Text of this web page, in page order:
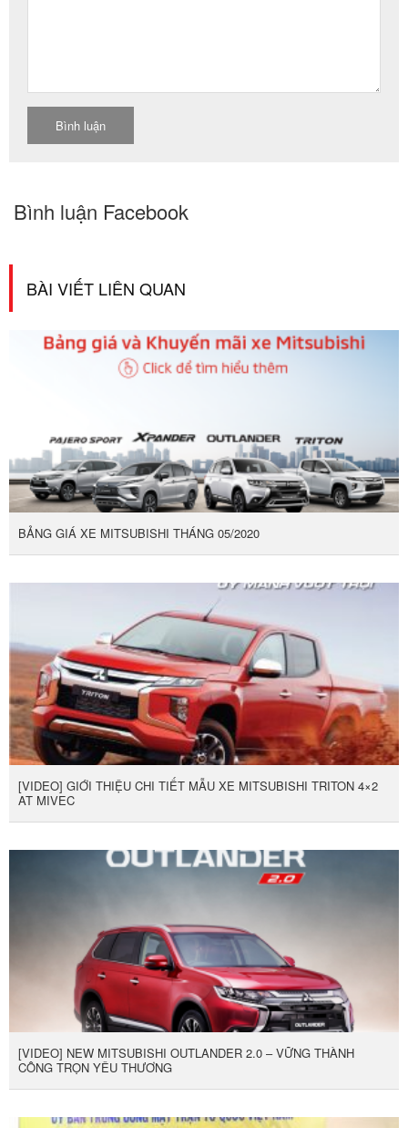
Bình luận Facebook
BÀI VIẾT LIÊN QUAN
BẢNG GIÁ XE MITSUBISHI THÁNG 05/2020
[VIDEO] GIỚI THIỆU CHI TIẾT MẪU XE MITSUBISHI TRITON 4×2
AT MIVEC
[VIDEO] NEW MITSUBISHI OUTLANDER 2.0 – VỮNG THÀNH
CÔNG TRỌN YÊU THƯƠNG